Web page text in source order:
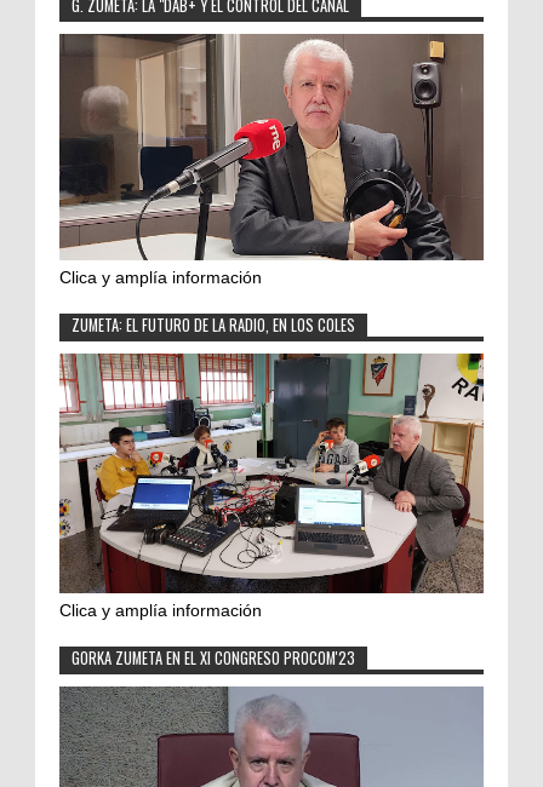
G. ZUMETA: LA "DAB+ Y EL CONTROL DEL CANAL
Clica y amplía información
ZUMETA: EL FUTURO DE LA RADIO, EN LOS COLES
Clica y amplía información
GORKA ZUMETA EN EL XI CONGRESO PROCOM'23